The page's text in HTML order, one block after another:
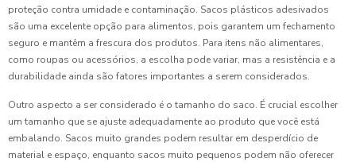
proteção contra umidade e contaminação. Sacos plásticos adesivados
são uma excelente opção para alimentos, pois garantem um fechamento
seguro e mantêm a frescura dos produtos. Para itens não alimentares,
como roupas ou acessórios, a escolha pode variar, mas a resistência e a
durabilidade ainda são fatores importantes a serem considerados.
Outro aspecto a ser considerado é o tamanho do saco. É crucial escolher
um tamanho que se ajuste adequadamente ao produto que você está
embalando. Sacos muito grandes podem resultar em desperdício de
material e espaço, enquanto sacos muito pequenos podem não oferecer